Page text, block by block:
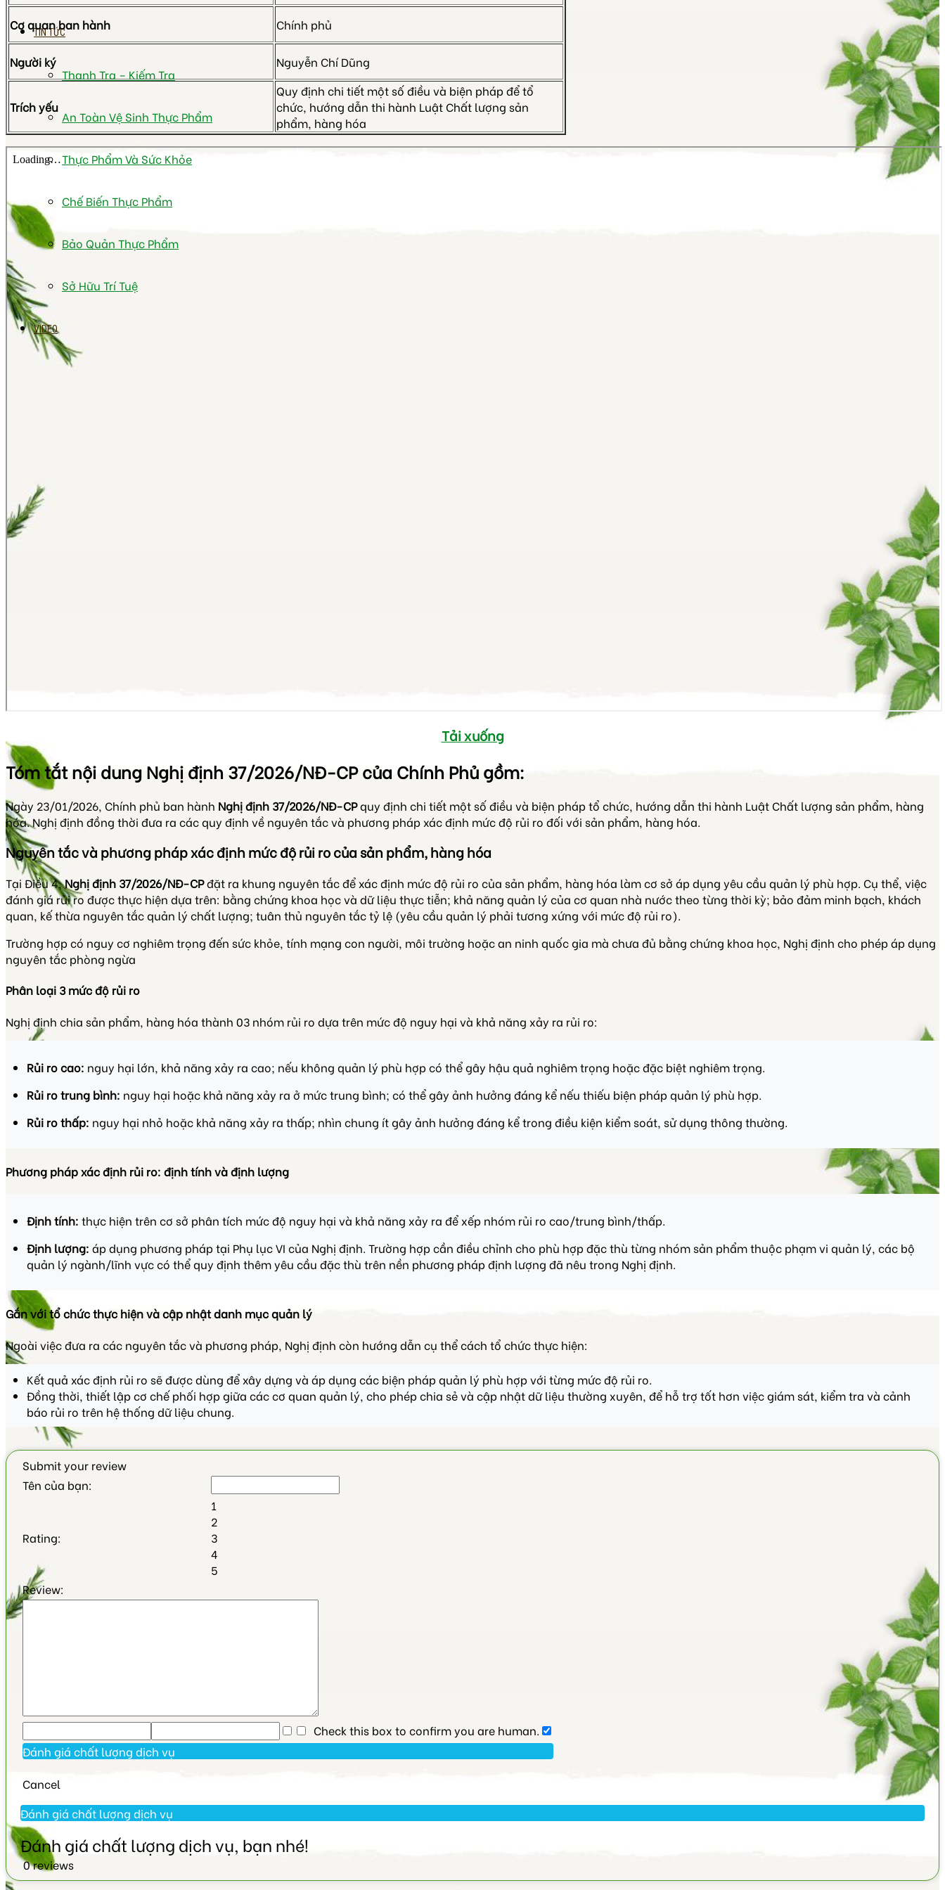
TIN TỨC
Thanh Tra – Kiếm Tra
An Toàn Vệ Sinh Thực Phẩm
Thực Phẩm Và Sức Khỏe
Chế Biến Thực Phẩm
Bảo Quản Thực Phẩm
Sở Hữu Trí Tuệ
VIDEO
Cơ quan ban hành Chính phủ
Người ký Nguyễn Chí Dũng
Trích yếu
Quy định chi tiết một số điều và biện pháp để tổ
chức, hướng dẫn thi hành Luật Chất lượng sản
phẩm, hàng hóa
Tải xuống
Tóm tắt nội dung Nghị định 37/2026/NĐ-CP của Chính Phủ gồm:
Ngày 23/01/2026, Chính phủ ban hành Nghị định 37/2026/NĐ-CPquy định chi tiết một số điều và biện pháp tổ chức, hướng dẫn thi hành Luật Chất lượng sản phẩm, hàng
hóa. Nghị định đồng thời đưa ra các quy định về nguyên tắc và phương pháp xác định mức độ rủi ro đối với sản phẩm, hàng hóa.
Nguyên tắc và phương pháp xác định mức độ rủi ro của sản phẩm, hàng hóa
Tại Điều 4,Nghị định 37/2026/NĐ-CPđặt ra khung nguyên tắc để xác định mức độ rủi ro của sản phẩm, hàng hóa làm cơ sở áp dụng yêu cầu quản lý phù hợp. Cụ thể, việc
đánh giá rủi ro được thực hiện dựa trên: bằng chứng khoa học và dữ liệu thực tiễn; khả năng quản lý của cơ quan nhà nước theo từng thời kỳ; bảo đảm minh bạch, khách
quan, kế thừa nguyên tắc quản lý chất lượng; tuân thủ nguyên tắc tỷ lệ (yêu cầu quản lý phải tương xứng với mức độ rủi ro).
Trường hợp có nguy cơ nghiêm trọng đến sức khỏe, tính mạng con người, môi trường hoặc an ninh quốc gia mà chưa đủ bằng chứng khoa học, Nghị định cho phép áp dụng
nguyên tắc phòng ngừa
Phân loại 3 mức độ rủi ro
Nghị định chia sản phẩm, hàng hóa thành 03 nhóm rủi ro dựa trên mức độ nguy hại và khả năng xảy ra rủi ro:
Rủi ro cao: nguy hại lớn, khả năng xảy ra cao; nếu không quản lý phù hợp có thể gây hậu quả nghiêm trọng hoặc đặc biệt nghiêm trọng.
Rủi ro trung bình: nguy hại hoặc khả năng xảy ra ở mức trung bình; có thể gây ảnh hưởng đáng kể nếu thiếu biện pháp quản lý phù hợp.
Rủi ro thấp: nguy hại nhỏ hoặc khả năng xảy ra thấp; nhìn chung ít gây ảnh hưởng đáng kể trong điều kiện kiểm soát, sử dụng thông thường.
Phương pháp xác định rủi ro: định tính và định lượng
Định tính: thực hiện trên cơ sở phân tích mức độ nguy hại và khả năng xảy ra để xếp nhóm rủi ro cao/trung bình/thấp.
Định lượng: áp dụng phương pháp tại Phụ lục VI của Nghị định. Trường hợp cần điều chỉnh cho phù hợp đặc thù từng nhóm sản phẩm thuộc phạm vi quản lý, các bộ
quản lý ngành/lĩnh vực có thể quy định thêm yêu cầu đặc thù trên nền phương pháp định lượng đã nêu trong Nghị định.
Gắn với tổ chức thực hiện và cập nhật danh mục quản lý
Ngoài việc đưa ra các nguyên tắc và phương pháp, Nghị định còn hướng dẫn cụ thể cách tổ chức thực hiện:
Kết quả xác định rủi ro sẽ được dùng để xây dựng và áp dụng các biện pháp quản lý phù hợp với từng mức độ rủi ro.
Đồng thời, thiết lập cơ chế phối hợp giữa các cơ quan quản lý, cho phép chia sẻ và cập nhật dữ liệu thường xuyên, để hỗ trợ tốt hơn việc giám sát, kiểm tra và cảnh
báo rủi ro trên hệ thống dữ liệu chung.
Submit your review
Tên của bạn:
Rating:
1
2
3
4
5
Review:
Check this box to confirm you are human.
Cancel
0 reviews